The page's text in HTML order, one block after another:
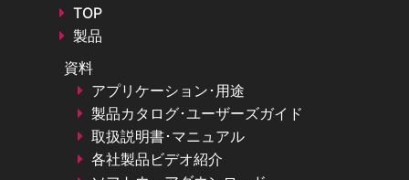
TOP
製品
資料
アプリケーション･用途
製品カタログ･ユーザーズガイド
取扱説明書･マニュアル
各社製品ビデオ紹介